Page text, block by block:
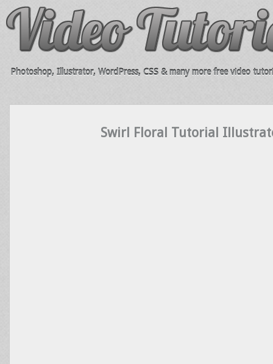
Photoshop, Illustrator, WordPress, CSS & many more free video
Swirl Floral Tutorial